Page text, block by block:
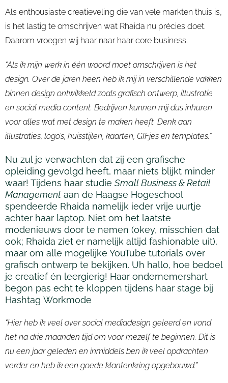
Als enthousiaste creatieveling die van vele markten thuis is,
is het lastig te omschrijven wat Rhaida nu précies doet.
Daarom vroegen wij haar naar haarcore business.
“Als ik mijn werk in één woord moet omschrijven is het
design. Over de jaren heen heb ik mij in verschillende vakken
binnen design ontwikkeld zoals grafisch ontwerp, illustratie
en social media content. Bedrijven kunnen mijdus inhuren
voor alles wat met design te maken heeft. Denk aan
illustraties, logo’s, huisstijlen, kaarten, GIFjes en templates.”
Nu zul je verwachten dat zij een grafische
opleiding gevolgd heeft, maar niets blijkt minder
waar! Tijdens haar studie Small Business & Retail
Management aan de Haagse Hogeschool
spendeerde Rhaida namelijk ieder vrije uurtje
achter haar laptop. Niet om het laatste
modenieuws door te nemen (okey, misschien dat
ook; Rhaida ziet er namelijk altijd fashionable uit),
maar om alle mogelijke YouTube tutorials over
grafisch ontwerp te bekijken. Uh hallo, hoe bedoel
je creatief én leergierig! Haar ondernemershart
begon pas echt te kloppen tijdens haar stage bij
Hashtag Workmode
“Hier heb ik veel oversocial mediadesign geleerd en vond
het na drie maanden tijd om voor mezelf te beginnen. Dit is
nu een jaar geleden en inmiddels ben ik veel opdrachten
verder en heb ik een goede klantenkring opgebouwd.”